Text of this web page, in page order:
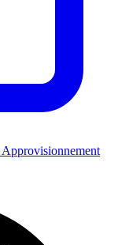
Approvisionnement